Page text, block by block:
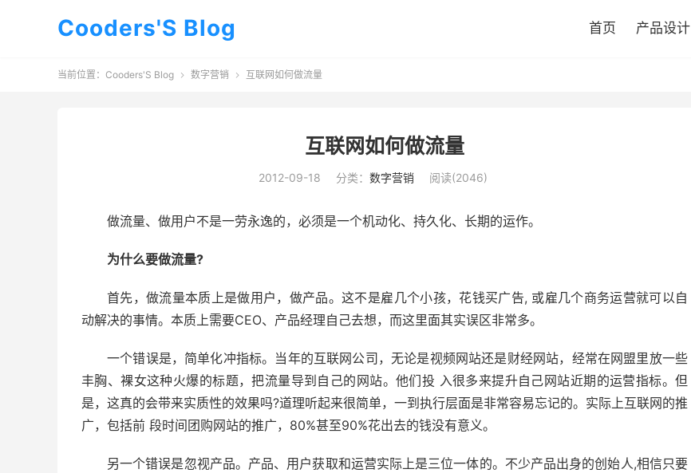
Cooders'S Blog 首页 产品设计
当前位置： Cooders'S Blog  数字营销  互联网如何做流量
互联网如何做流量
2012-09-18 分类： 数字营销 阅读(2046)
做流量、做用户不是一劳永逸的，必须是一个机动化、持久化、长期的运作。
为什么要做流量?
首先，做流量本质上是做用户，做产品。这不是雇几个小孩，花钱买广告, 或雇几个商务运营就可以自
动解决的事情。本质上需要CEO、产品经理自己去想，而这里面其实误区非常多。
一个错误是，简单化冲指标。当年的互联网公司，无论是视频网站还是财经网站，经常在网盟里放一些
丰胸、裸女这种火爆的标题，把流量导到自己的网站。他们投 入很多来提升自己网站近期的运营指标。但
是，这真的会带来实质性的效果吗?道理听起来很简单，一到执行层面是非常容易忘记的。实际上互联网的推
广，包括前 段时间团购网站的推广，80%甚至90%花出去的钱没有意义。
另一个错误是忽视产品。产品、用户获取和运营实际上是三位一体的。不少产品出身的创始人,相信只要